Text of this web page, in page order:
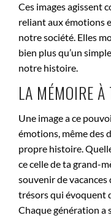
Ces images agissent
reliant aux émotions
notre société. Elles
bien plus qu’un
notre histoire.
LA MÉMOIRE À
Une image a ce
émotions, même des
propre histoire.
ce celle de ta grand-
souvenir de vacances
trésors qui évoquent
Chaque génération a